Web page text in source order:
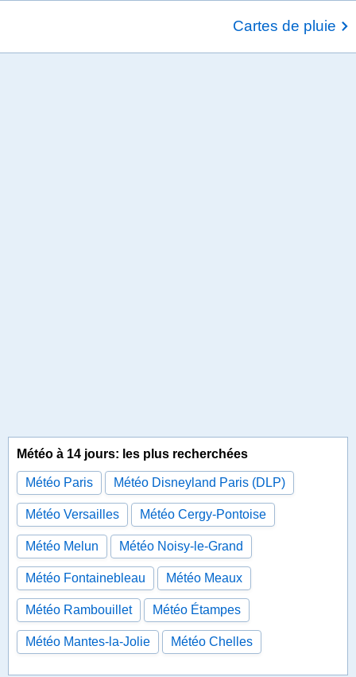
Cartes de pluie
Météo à 14 jours: les plus recherchées
Météo Paris Météo Disneyland Paris (DLP)
Météo Versailles Météo Cergy-Pontoise
Météo Melun Météo Noisy-le-Grand
Météo Fontainebleau Météo Meaux
Météo Rambouillet Météo Étampes
Météo Mantes-la-Jolie Météo Chelles